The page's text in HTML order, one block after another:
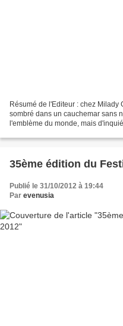
Résumé de l'Editeur : chez Milady
sombré dans un cauchemar sans
l'emblème du monde, mais
35ème édition du
Publié le 31/10/2012 à 19:44
Par evenusia